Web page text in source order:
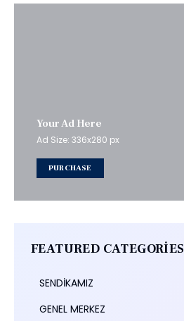
Your Ad Here
Ad Size: 336x280 px
PURCHASE
FEATURED CATEGORIES
SENDİKAMIZ
GENEL MERKEZ